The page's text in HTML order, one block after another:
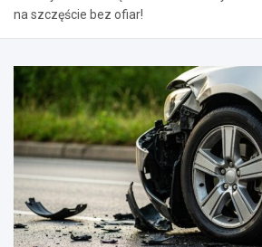
na szczęście bez ofiar!